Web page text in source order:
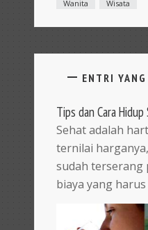
Wanita Wisata
ENTRI
Tips dan Cara
Sehat adalah
ternilai
sudah terserang
biaya yang